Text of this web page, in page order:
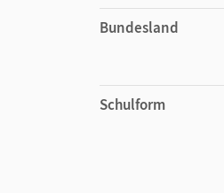
Bundesland
Schulform